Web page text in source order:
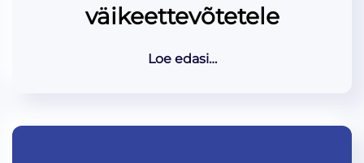
väikeettevõtetele
Loe edasi…